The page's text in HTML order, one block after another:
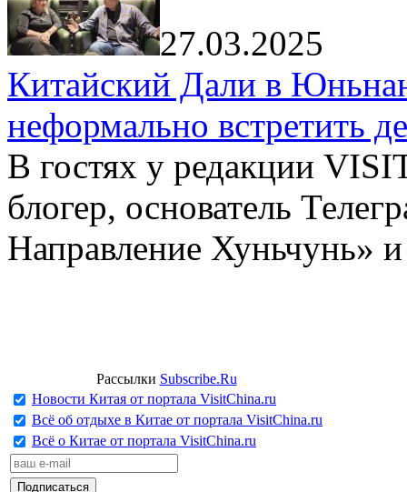
27.03.2025
Китайский Дали в
неформально встретить
В гостях у редакции
блогер, основатель
Направление Хуньчунь»
Рассылки Subscribe.Ru
Новости Китая от портала VisitChina.ru
Всё об отдыхе в Китае от портала VisitChina.ru
Всё о Китае от портала VisitChina.ru